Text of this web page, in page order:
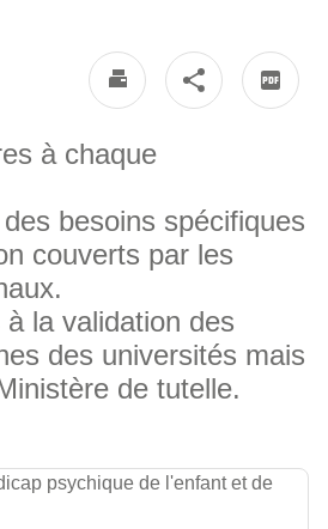
à chaque
besoins spécifiques
couverts par les
la validation des
des universités mais
de tutelle.
psychique de l'enfant et de